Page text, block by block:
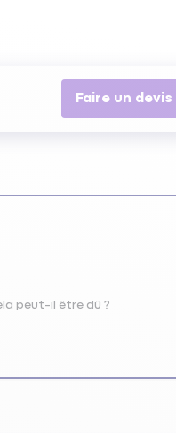
Faire un devis
peut-il être dû ?